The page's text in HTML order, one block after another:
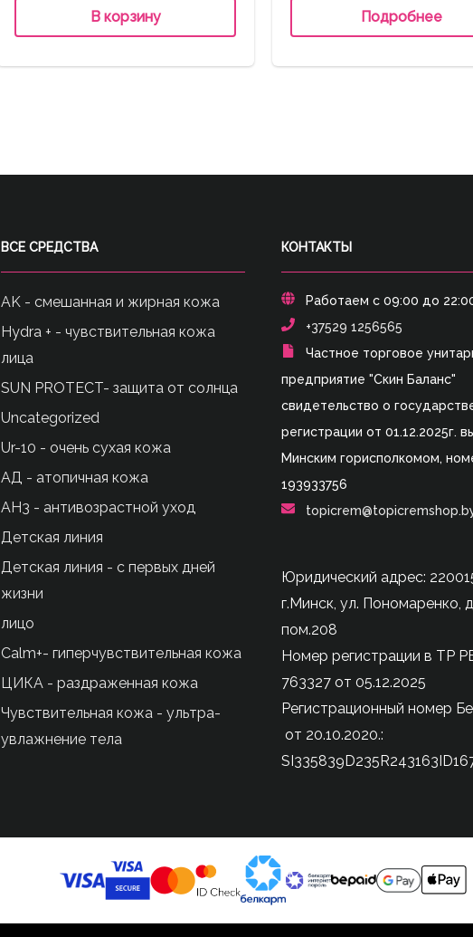
В корзину Подробнее
ВСЕ СРЕДСТВА
AK - смешанная и жирная кожа
Hydra + - чувствительная кожа
лица
SUN PROTECT- защита от солнца
Uncategorized
Ur-10 - очень сухая кожа
АД - атопичная кожа
АН3 - антивозрастной уход
Детская линия
Детская линия - с первых дней
жизни
лицо
Сalm+- гиперчувствительная кожа
ЦИКА - раздраженная кожа
Чувствительная кожа - ультра-
увлажнение тела
КОНТАКТЫ
Работаем с 09:00 до
+37529 1256565
Частное торговое
предприятие "Скин Баланс"
свидетельство о
регистрации от 01.12.2025г.
Минским горисполкомом,
193933756
Юридический адрес:
г.Минск, ул. Пономаренко,
пом.208
Номер регистрации в ТР
763327 от 05.12.2025
Регистрационный номер
от 20.10.2020.: